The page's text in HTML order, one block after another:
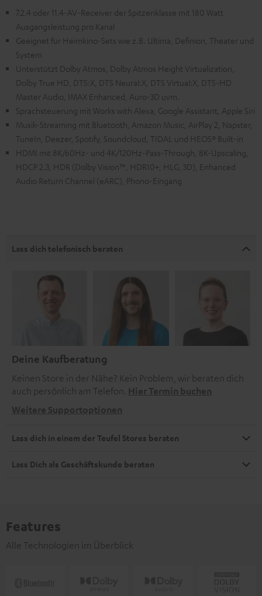
7.2.4 oder 11.4-AV-Receiver der Spitzenklasse mit 180 Watt
Ausgangsleistung pro Kanal
Geeignet für Heimkino-Sets wie z.B. Ultima, Definion, Theater und
System
Unterstützt Dolby Atmos, Dolby Atmos Height Virtualization,
Dolby True HD, DTS:X, DTS Neural:X, DTS Virtual:X, DTS-HD
Master Audio, IMAX Enhanced, Auro-3D uvm.
Sprachsteuerung mit Works with Alexa, Google Assistant, Apple Siri
Musik-Streaming mit Bluetooth, Amazon Music, AirPlay 2, Napster,
TuneIn, Deezer, Spotify, Soundcloud, TIDAL und HEOS® Built-in
HDMI mit 8K/60Hz- und 4K/120Hz-Pass-Through, 8K-Upscaling,
HDCP 2.3, HDR (Dolby Vision™, HDR10+, HLG, 3D), Enhanced
Audio Return Channel (eARC), Phono-Eingang
Lass dich telefonisch beraten
Deine Kaufberatung
Keinen Store in der Nähe? Kein Problem, wir beraten dich
auch persönlich am Telefon. Hier Termin buchen
Weitere Supportoptionen
Lass dich in einem der Teufel Stores beraten
Lass Dich als Geschäftskunde beraten
Features
Alle Technologien im Überblick